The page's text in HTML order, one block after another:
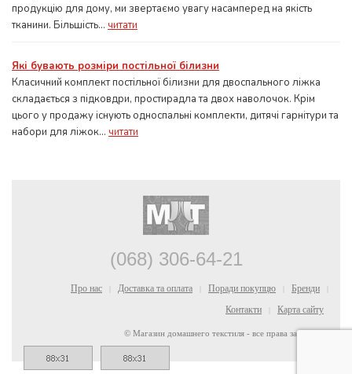
продукцію для дому, ми звертаємо увагу насамперед на якість
тканини. Більшість... читати
Які бувають розміри постільної білизни
Класичний комплект постільної білизни для двоспального ліжка
складається з підковдри, простирадла та двох наволочок. Крім
цього у продажу існують односпальні комплекти, дитячі гарнітури та
набори для ліжок... читати
(068) 306-64-21
Про нас Доставка та оплата Поради покупцю Бренди
Контакти Карта сайту
© Магазин домашнего текстиля - все права защищены